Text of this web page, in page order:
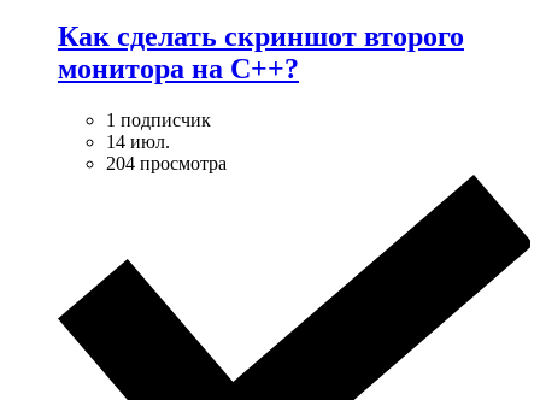
Как сделать скриншот второго
монитора на С++?
1 подписчик
14 июл.
204 просмотра